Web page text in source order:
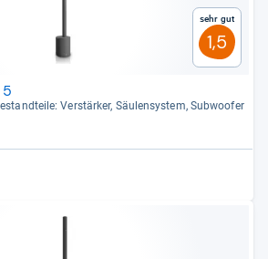
Sehr gut
1,5
Ver­stär­ker, Säu­len­sys­tem, Sub­woofer